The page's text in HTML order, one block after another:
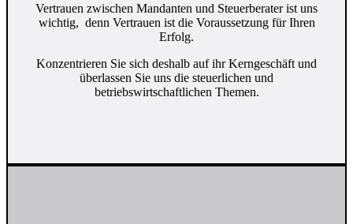
Vertrauen zwischen Mandanten und Steuerberater ist uns
wichtig, denn Vertrauen ist die Voraussetzung für Ihren
Erfolg.
Konzentrieren Sie sich deshalb auf ihr Kerngeschäft und
überlassen Sie uns die steuerlichen und
betriebswirtschaftlichen Themen.